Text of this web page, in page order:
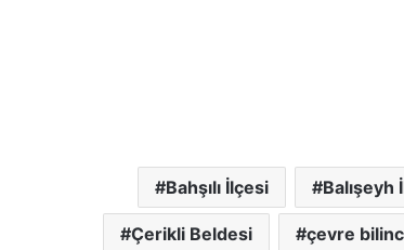
Bahşılı İlçesi Balışeyh
Çerikli Beldesi çevre